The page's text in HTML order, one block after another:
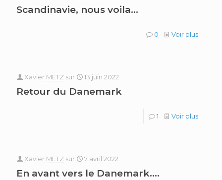
Scandinavie, nous voila…
0 Voir plus
Xavier METZ sur 13 juin 2022
Retour du Danemark
1 Voir plus
Xavier METZ sur 7 avril 2022
En avant vers le Danemark….